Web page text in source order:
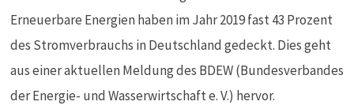
Erneuerbare Energien haben im Jahr 2019 fast 43 Prozent
des Stromverbrauchs in Deutschland gedeckt. Dies geht
aus einer aktuellen Meldung des BDEW (Bundesverbandes
der Energie- und Wasserwirtschaft e. V.) hervor.